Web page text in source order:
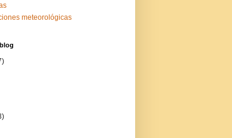
meteorológicas